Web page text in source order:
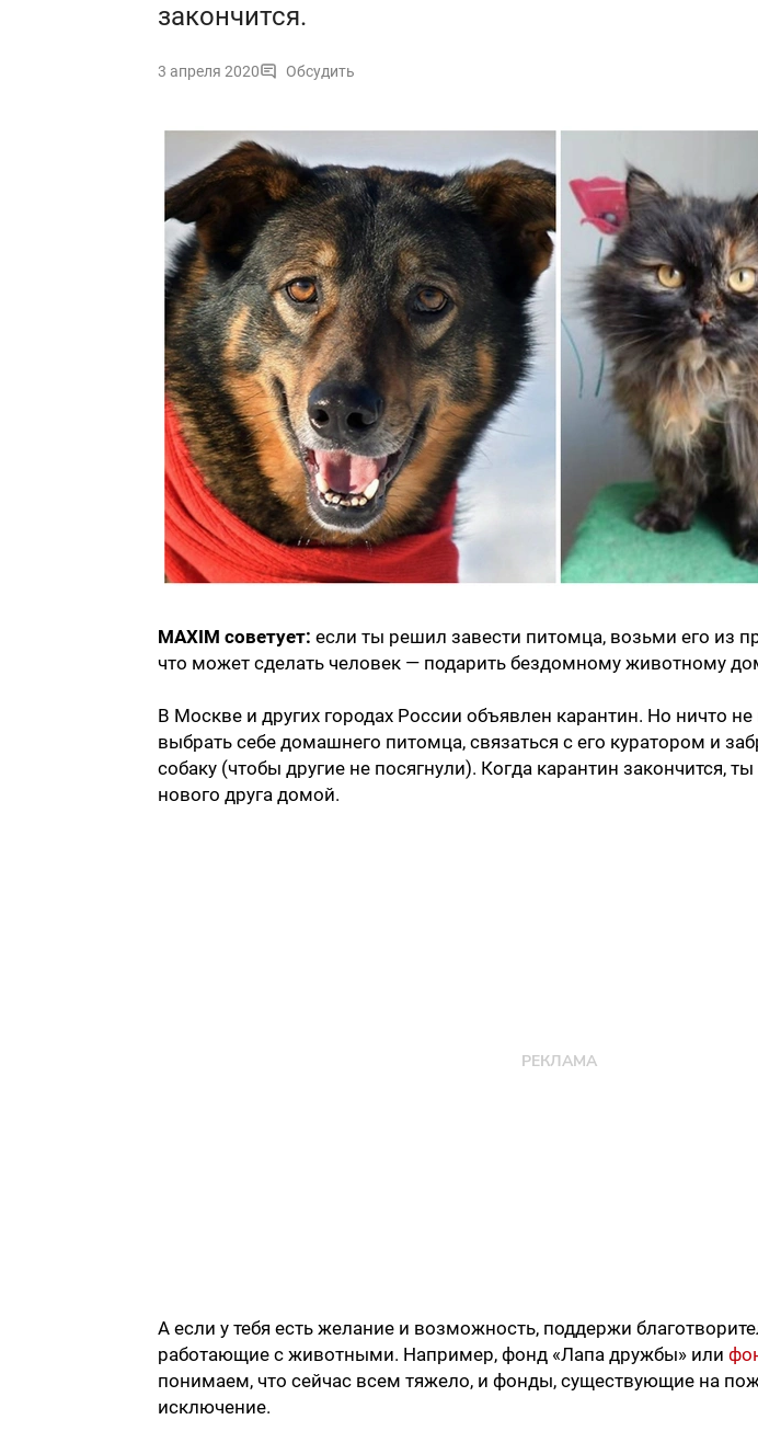
закончится.
3 апреля 2020 Обсудить
MAXIM советует: если ты решил завести питомца, возьми его из
что может сделать человек — подарить бездомному животному
В Москве и других городах России объявлен карантин. Но ничто
выбрать себе домашнего питомца, связаться с его куратором и
собаку (чтобы другие не посягнули). Когда карантин закончится,
нового друга домой.
А если у тебя есть желание и возможность, поддержи
работающие с животными. Например, фонд «Лапа дружбы» или
понимаем, что сейчас всем тяжело, и фонды, существующие на
исключение.